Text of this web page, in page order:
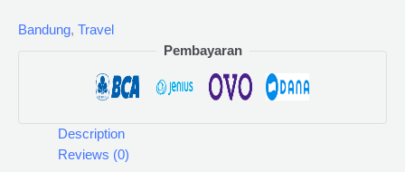
Bandung, Travel
Pembayaran
Description
Reviews (0)